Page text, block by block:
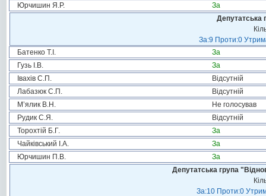
Юрчишин Я.Р.
За
Депутатська
За:9 Проти:0
Батенко Т.І.
За
Гузь І.В.
За
Івахів С.П.
Відсутній
Лабазюк С.П.
Відсутній
М’ялик В.Н.
Не голосував
Рудик С.Я.
Відсутній
Торохтій Б.Г.
За
Чайківський І.А.
За
Юрчишин П.В.
За
Депутатська група
За:10 Проти:0